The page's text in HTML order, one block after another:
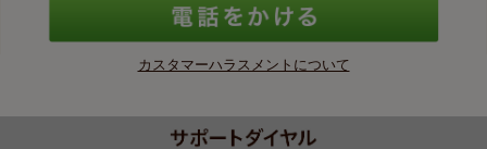
カスタマーハラスメントについて